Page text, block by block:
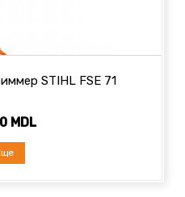
STIHL FSE 71
MDL